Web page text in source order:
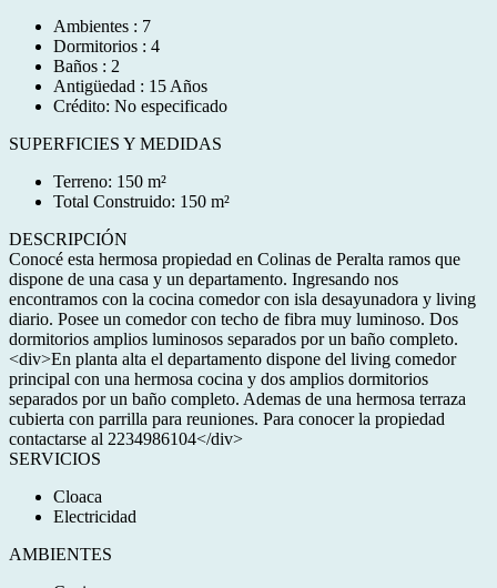
Ambientes : 7
Dormitorios : 4
Baños : 2
Antigüedad : 15 Años
Crédito: No especificado
SUPERFICIES Y MEDIDAS
Terreno: 150 m²
Total Construido: 150 m²
DESCRIPCIÓN
Conocé esta hermosa propiedad en Colinas de Peralta ramos que
dispone de una casa y un departamento. Ingresando nos
encontramos con la cocina comedor con isla desayunadora y living
diario. Posee un comedor con techo de fibra muy luminoso. Dos
dormitorios amplios luminosos separados por un baño completo.
<div>En planta alta el departamento dispone del living comedor
principal con una hermosa cocina y dos amplios dormitorios
separados por un baño completo. Ademas de una hermosa terraza
cubierta con parrilla para reuniones. Para conocer la propiedad
contactarse al 2234986104</div>
SERVICIOS
Cloaca
Electricidad
AMBIENTES